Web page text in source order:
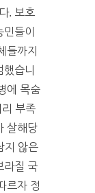
. 보호
들이
들까지
습니
에 목숨
부족
살해당
지 않은
라질 국
르자 정